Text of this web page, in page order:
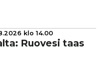
klo 14.00
Ruovesi taas